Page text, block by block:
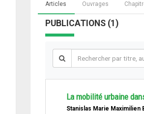
Articles Ouvrages
PUBLICATIONS (1)
La mobilité urbaine
Stanislas Marie Maximilien